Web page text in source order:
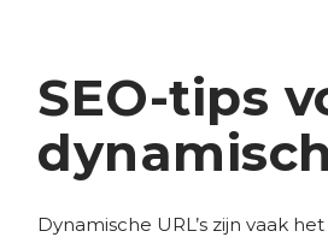
SEO-tips
Dynamische URL’s zijn vaak het